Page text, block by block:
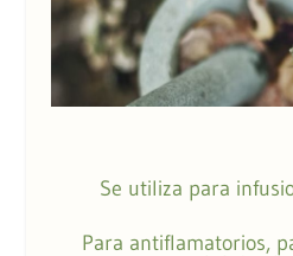
Se utiliza para
Para antiflamatorios,